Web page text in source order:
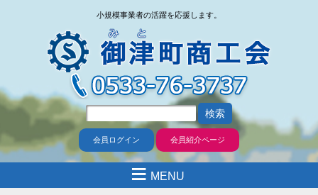
小規模事業者の活躍を応援します。
会員ログイン 会員紹介ページ
≡ MENU